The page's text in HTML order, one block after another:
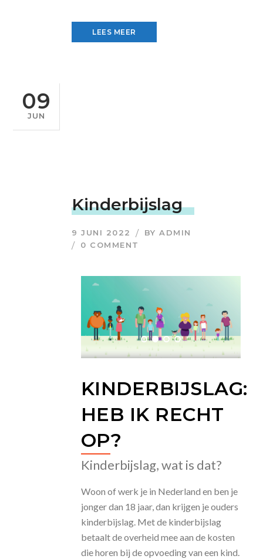
LEES MEER
09
JUN
Kinderbijslag
9 JUNI 2022 BYADMIN
0 COMMENT
KINDERBIJSLAG:
HEB IK RECHT
OP?
Kinderbijslag, wat is dat?
Woon of werk je in Nederland en ben je
jonger dan 18 jaar, dan krijgen je ouders
kinderbijslag. Met de kinderbijslag
betaalt de overheid mee aan de kosten
die horen bij de opvoeding van een kind.